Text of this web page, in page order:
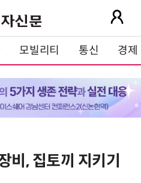
모빌리티 통신 경제
비, 집토끼 지키기